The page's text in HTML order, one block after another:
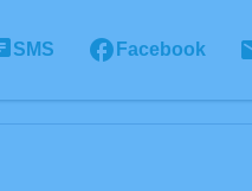
SMS Facebook